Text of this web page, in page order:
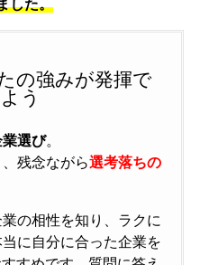
した。
の強みが発揮で
う
選び。
残念ながら選考落ちの
の相性を知り、ラクに
に自分に合った企業を